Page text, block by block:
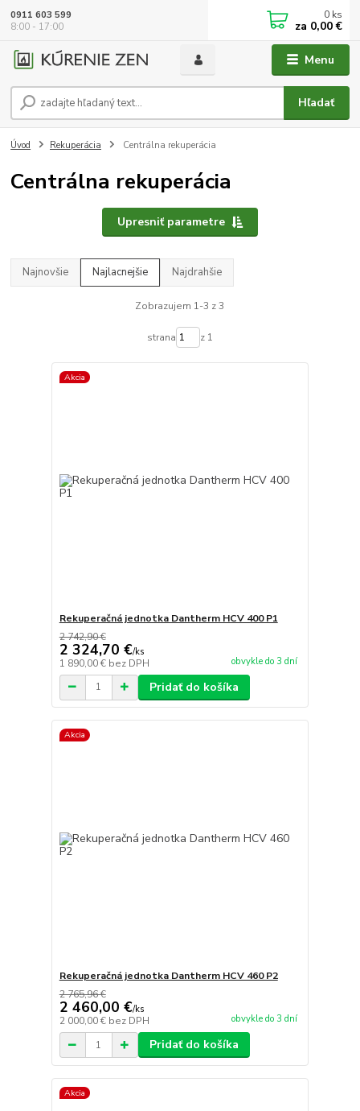
Menu
Hľadať
0911 603 599
8:00 - 17:00
0 ks
za 0,00 €
Úvod Rekuperácia Centrálna rekuperácia
Centrálna rekuperácia
Upresniť parametre
Najnovšie Najlacnejšie Najdrahšie
Zobrazujem 1-3 z 3
strana z 1
Akcia
Rekuperačná jednotka Dantherm HCV 400 P1
2 742,90 €
2 324,70 €/ks
1 890,00 € bez DPH obvykle do 3 dní
Pridať do košíka
Akcia
Rekuperačná jednotka Dantherm HCV 460 P2
2 765,96 €
2 460,00 €/ks
2 000,00 € bez DPH obvykle do 3 dní
Pridať do košíka
Akcia